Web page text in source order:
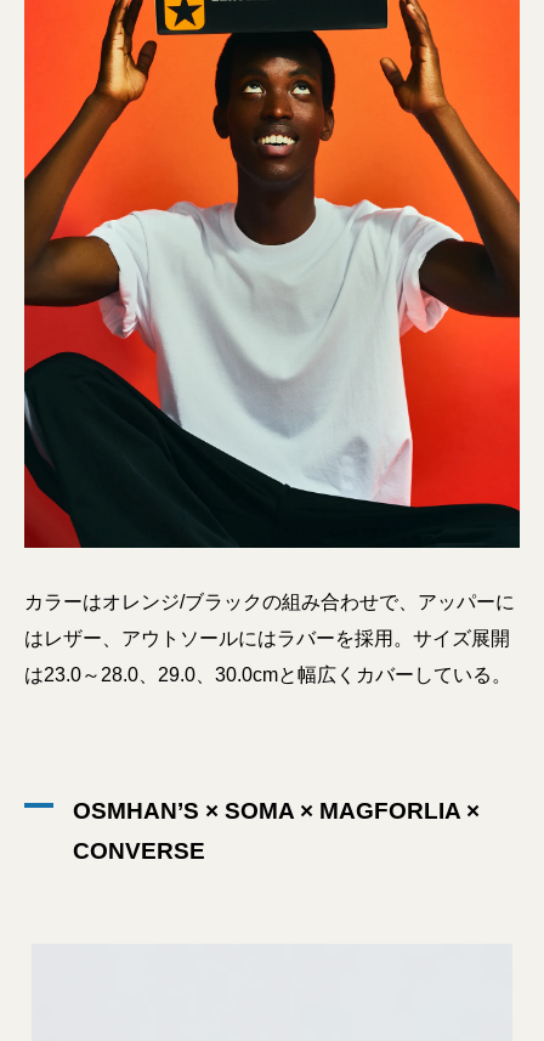
カラーはオレンジ/ブラックの組み合わせで、アッパーに
はレザー、アウトソールにはラバーを採用。サイズ展開
は23.0～28.0、29.0、30.0cmと幅広くカバーしている。
OSMHAN’S × SOMA × MAGFORLIA ×
CONVERSE